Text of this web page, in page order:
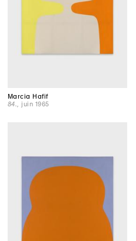
Marcia Hafif
84.
, juin 1965